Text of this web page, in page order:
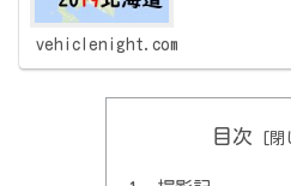
vehiclenight.com
目次